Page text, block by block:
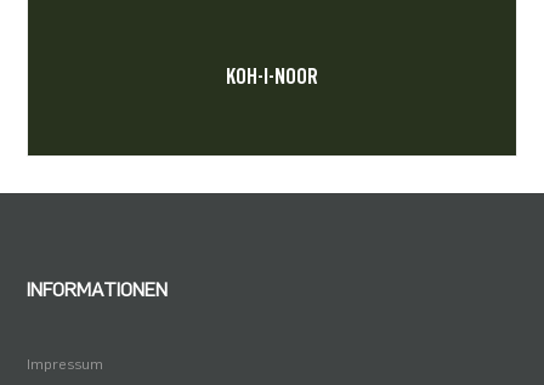
KOH-I-NOOR
INFORMATIONEN
Impressum